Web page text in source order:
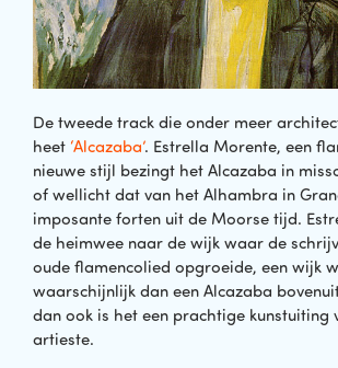
De tweede track die onder meer
heet ‘Alcazaba’. Estrella Morente, een
nieuwe stijl bezingt het Alcazaba in
of wellicht dat van het Alhambra in
imposante forten uit de Moorse tijd.
de heimwee naar de wijk waar de
oude flamencolied opgroeide, een wijk
waarschijnlijk dan een Alcazaba
dan ook is het een prachtige kunstuiting
artieste.